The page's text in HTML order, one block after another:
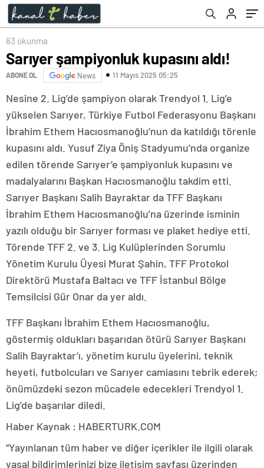
83 okunma
Sarıyer şampiyonluk kupasını aldı!
ABONE OL News 11 Mayıs 2025 05:25
Nesine 2. Lig’de şampiyon olarak Trendyol 1. Lig’e
yükselen Sarıyer, Türkiye Futbol Federasyonu Başkanı
İbrahim Ethem Hacıosmanoğlu’nun da katıldığı törenle
kupasını aldı. Yusuf Ziya Öniş Stadyumu’nda organize
edilen törende Sarıyer’e şampiyonluk kupasını ve
madalyalarını Başkan Hacıosmanoğlu takdim etti.
Sarıyer Başkanı Salih Bayraktar da TFF Başkanı
İbrahim Ethem Hacıosmanoğlu’na üzerinde isminin
yazılı olduğu bir Sarıyer forması ve plaket hediye etti.
Törende TFF 2. ve 3. Lig Kulüplerinden Sorumlu
Yönetim Kurulu Üyesi Murat Şahin, TFF Protokol
Direktörü Mustafa Baltacı ve TFF İstanbul Bölge
Temsilcisi Gür Onar da yer aldı.
TFF Başkanı İbrahim Ethem Hacıosmanoğlu,
göstermiş oldukları başarıdan ötürü Sarıyer Başkanı
Salih Bayraktar’ı, yönetim kurulu üyelerini, teknik
heyeti, futbolcuları ve Sarıyer camiasını tebrik ederek;
önümüzdeki sezon mücadele edecekleri Trendyol 1.
Lig’de başarılar diledi.
Haber Kaynak : HABERTURK.COM
“Yayınlanan tüm haber ve diğer içerikler ile ilgili olarak
yasal bildirimlerinizi bize iletişim sayfası üzerinden